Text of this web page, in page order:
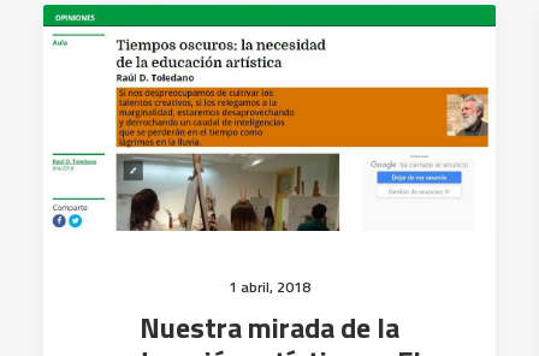
1 abril, 2018
Nuestra mirada de la